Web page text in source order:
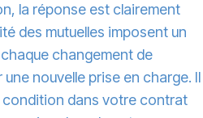
la réponse est clairement
des mutuelles imposent un
changement de
nouvelle prise en charge. Il
dans votre contrat